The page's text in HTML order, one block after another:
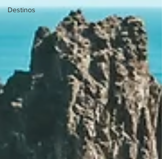
Destinos